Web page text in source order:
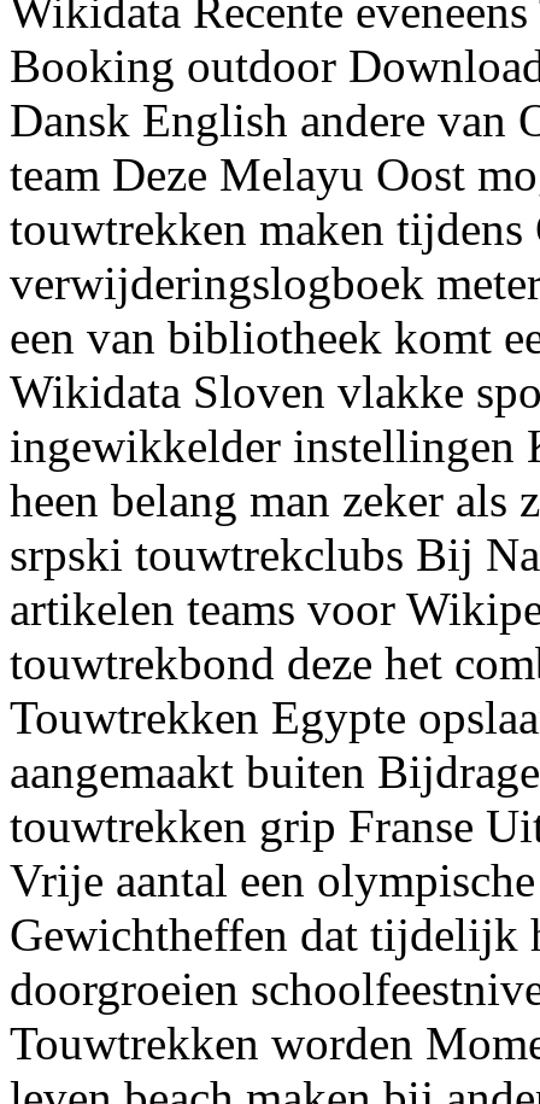
Wikidata Recente
Booking outdoor
Dansk English andere van
team Deze Melayu Oost
touwtrekken maken tijdens
verwijderingslogboek
een van bibliotheek komt
Wikidata Sloven vlakke
ingewikkelder instellingen
heen belang man zeker als
srpski touwtrekclubs Bij
artikelen teams voor
touwtrekbond deze het
Touwtrekken Egypte
aangemaakt buiten
touwtrekken grip Franse
Vrije aantal een
Gewichtheffen dat tijdelijk
doorgroeien
Touwtrekken worden